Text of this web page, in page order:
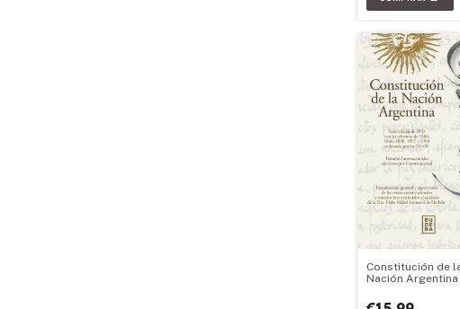
Constitución de
Nación Argentina